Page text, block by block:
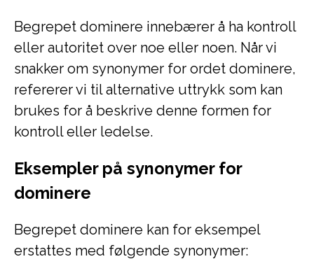
Begrepet dominere innebærer å ha kontroll
eller autoritet over noe eller noen. Når vi
snakker om synonymer for ordet dominere,
refererer vi til alternative uttrykk som kan
brukes for å beskrive denne formen for
kontroll eller ledelse.
Eksempler på synonymer for
dominere
Begrepet dominere kan for eksempel
erstattes med følgende synonymer: